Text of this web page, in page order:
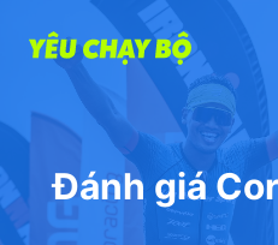
content
Đánh giá